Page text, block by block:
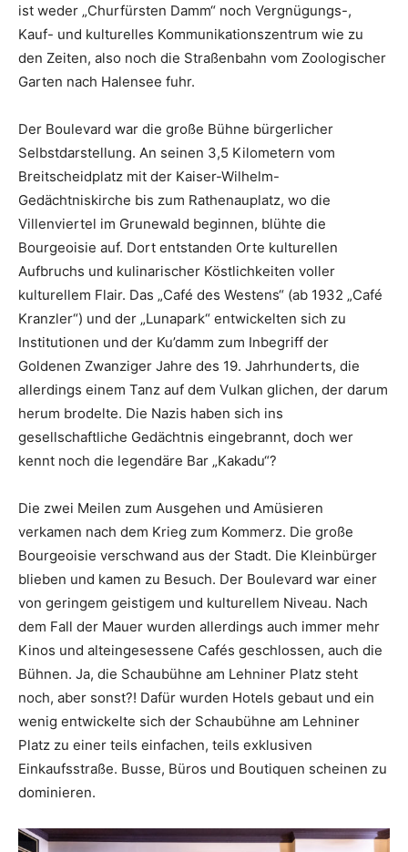
ist weder „Churfürsten Damm“ noch Vergnügungs-,
Kauf- und kulturelles Kommunikationszentrum wie zu
den Zeiten, also noch die Straßenbahn vom Zoologischer
Garten nach Halensee fuhr.
Der Boulevard war die große Bühne bürgerlicher
Selbstdarstellung. An seinen 3,5 Kilometern vom
Breitscheidplatz mit der Kaiser-Wilhelm-
Gedächtniskirche bis zum Rathenauplatz, wo die
Villenviertel im Grunewald beginnen, blühte die
Bourgeoisie auf. Dort entstanden Orte kulturellen
Aufbruchs und kulinarischer Köstlichkeiten voller
kulturellem Flair. Das „Café des Westens“ (ab 1932 „Café
Kranzler“) und der „Lunapark“ entwickelten sich zu
Institutionen und der Ku’damm zum Inbegriff der
Goldenen Zwanziger Jahre des 19. Jahrhunderts, die
allerdings einem Tanz auf dem Vulkan glichen, der darum
herum brodelte. Die Nazis haben sich ins
gesellschaftliche Gedächtnis eingebrannt, doch wer
kennt noch die legendäre Bar „Kakadu“?
Die zwei Meilen zum Ausgehen und Amüsieren
verkamen nach dem Krieg zum Kommerz. Die große
Bourgeoisie verschwand aus der Stadt. Die Kleinbürger
blieben und kamen zu Besuch. Der Boulevard war einer
von geringem geistigem und kulturellem Niveau. Nach
dem Fall der Mauer wurden allerdings auch immer mehr
Kinos und alteingesessene Cafés geschlossen, auch die
Bühnen. Ja, die Schaubühne am Lehniner Platz steht
noch, aber sonst?! Dafür wurden Hotels gebaut und ein
wenig entwickelte sich der Schaubühne am Lehniner
Platz zu einer teils einfachen, teils exklusiven
Einkaufsstraße. Busse, Büros und Boutiquen scheinen zu
dominieren.